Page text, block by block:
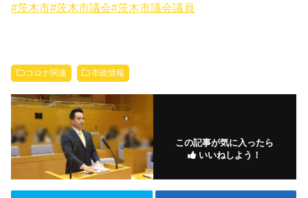
#茨木市#茨木市議会#茨木市議会議員
コロナ関連 市政情報
この記事が気に入ったら
いいねしよう！